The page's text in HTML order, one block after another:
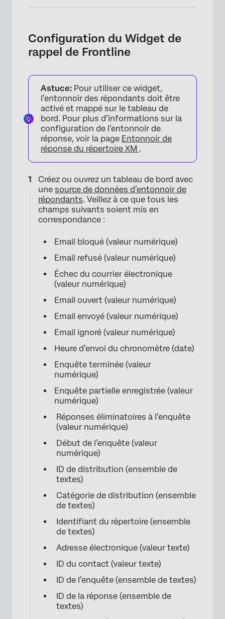
Configuration du Widget de
rappel de Frontline
Astuce: Pour utiliser ce widget,
l’entonnoir des répondants doit être
activé et mappé sur le tableau de
bord. Pour plus d’informations sur la
configuration de l’entonnoir de
réponse, voir la page Entonnoir de
réponse du répertoire XM .
Créez ou ouvrez un tableau de bord avec
une source de données d’entonnoir de
répondants. Veillez à ce que tous les
champs suivants soient mis en
correspondance :
Email bloqué (valeur numérique)
Email refusé (valeur numérique)
Échec du courrier électronique
(valeur numérique)
Email ouvert (valeur numérique)
Email envoyé (valeur numérique)
Email ignoré (valeur numérique)
Heure d’envoi du chronomètre (date)
Enquête terminée (valeur
numérique)
Enquête partielle enregistrée (valeur
numérique)
Réponses éliminatoires à l’enquête
(valeur numérique)
Début de l’enquête (valeur
numérique)
ID de distribution (ensemble de
textes)
Catégorie de distribution (ensemble
de textes)
Identifiant du répertoire (ensemble
de textes)
Adresse électronique (valeur texte)
ID du contact (valeur texte)
ID de l’enquête (ensemble de textes)
ID de la réponse (ensemble de
textes)